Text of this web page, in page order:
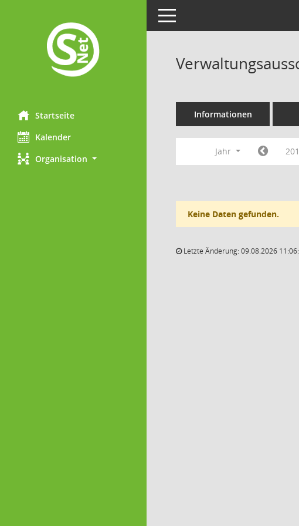
Startseite
Kalender
Organisation
Toggle navigation
Informationen
Jahr
Keine Daten gefunden.
Letzte Änderung: 09.08.2026